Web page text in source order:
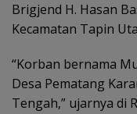
Brigjend H. Hasan
Kecamatan Tapin
“Korban bernama
Desa Pematang
Tengah,” ujarnya di